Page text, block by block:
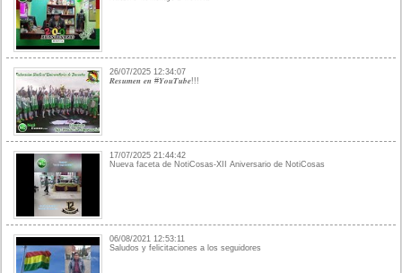
26/07/2025 12:34:07
𝑹𝒆𝒔𝒖𝒎𝒆𝒏 𝒆𝒏 #𝒀𝒐𝒖𝑻𝒖𝒃𝒆!!!
17/07/2025 21:44:42
Nueva faceta de NotiCosas-XII Aniversario de NotiCosas
06/08/2021 12:53:11
Saludos y felicitaciones a los seguidores